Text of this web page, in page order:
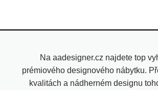
Na aadesigner.cz najdete top
prémiového designového nábytku.
kvalitách a nádherném designu